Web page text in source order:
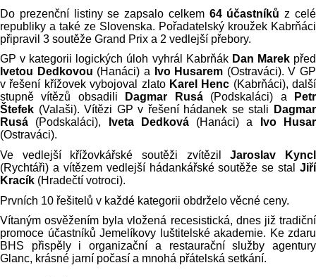
Do prezenční listiny se zapsalo celkem 64 účastníků z celé
republiky a také ze Slovenska. Pořadatelský kroužek Kabrňáci
připravil 3 soutěže Grand Prix a 2 vedlejší přebory.
GP v kategorii logických úloh vyhrál Kabrňák Dan Marekpřed
Ivetou Dedkovou (Hanáci) a Ivo Husarem (Ostraváci). V GP
v řešení křížovek vybojoval zlato Karel Henc (Kabrňáci), další
stupně vítězů obsadili
Dagmar Rusá(Podskaláci) a
Petr
Štefek (Valaši). Vítězi GP v řešení hádanek se stali
Dagmar
Rusá (Podskaláci), Iveta Dedková(Hanáci) a
Ivo Husar
(Ostraváci).
Ve vedlejší křížovkářské soutěži zvítězilJaroslav Kyncl
(Rychtáři) a vítězem vedlejší hádankářské soutěže se stal Jiří
Kracík (Hradečtí votroci).
Prvních 10 řešitelů v každé kategorii obdrželo věcné ceny.
Vítaným osvěžením byla vložená recesistická, dnes již tradiční
promoce účastníků Jemelíkovy luštitelské akademie. Ke zdaru
BHS přispěly i organizační a restaurační služby agentury
Glanc, krásné jarní počasí a mnohá přátelská setkání.